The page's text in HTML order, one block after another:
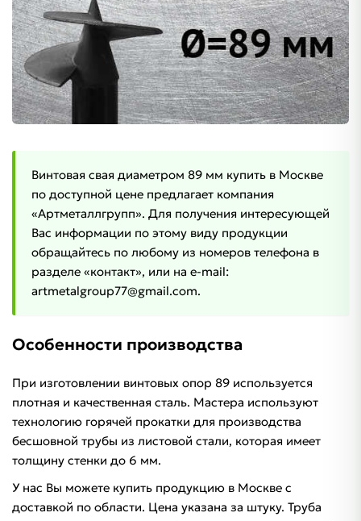
Винтовая свая диаметром 89 мм купить в Москве
по доступной цене предлагает компания
«Артметаллгрупп». Для получения интересующей
Вас информации по этому виду продукции
обращайтесь по любому из номеров телефона в
разделе «контакт», или на e-mail:
artmetalgroup77@gmail.com.
Особенности производства
При изготовлении винтовых опор 89 используется
плотная и качественная сталь. Мастера используют
технологию горячей прокатки для производства
бесшовной трубы из листовой стали, которая имеет
толщину стенки до 6 мм.
У нас Вы можете купить продукцию в Москве с
доставкой по области. Цена указана за штуку. Труба